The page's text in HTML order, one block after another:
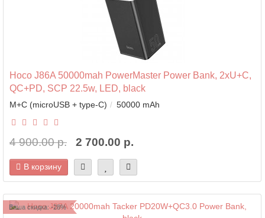
Hoco J86A 50000mah PowerMaster Power Bank, 2xU+C,
QC+PD, SCP 22.5w, LED, black
M+C (microUSB + type-C) 50000 mAh
4 900.00 р. 2 700.00 р.
В корзину
Ваша скидка: -28%